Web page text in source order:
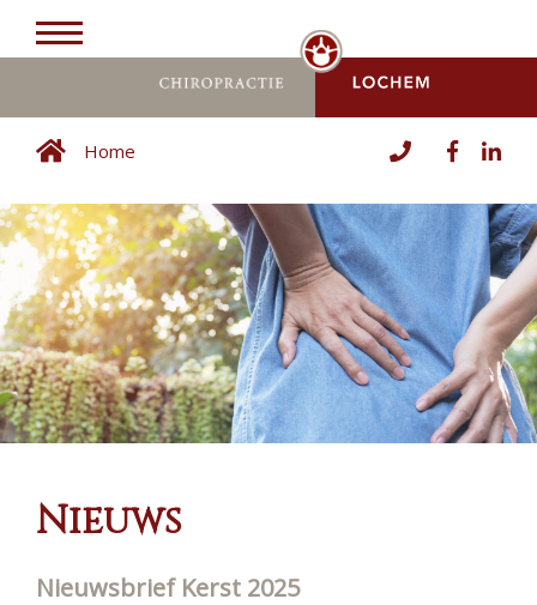
Home
Nieuws
Nieuwsbrief Kerst 2025